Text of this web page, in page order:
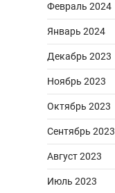
Февраль 2024
Январь 2024
Декабрь 2023
Ноябрь 2023
Октябрь 2023
Сентябрь 2023
Август 2023
Июль 2023